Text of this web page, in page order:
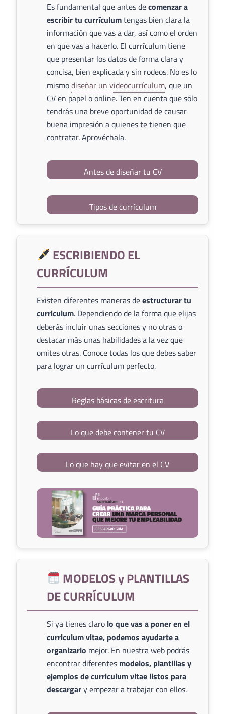
Es fundamental que antes decomenzar a
escribir tu currículumtengas bien clara la
información que vas a dar, así como el orden
en que vas a hacerlo. El currículum tiene
que presentar los datos de forma clara y
concisa, bien explicada y sin rodeos. No es lo
mismodiseñar un videocurrículum, que un
CV en papel o online. Ten en cuenta que sólo
tendrás una breve oportunidad de causar
buena impresión a quienes te tienen que
contratar. Aprovéchala.
Antes de diseñar tu CV
Tipos de currículum
ESCRIBIENDO EL
CURRÍCULUM
Existen diferentes maneras deestructurar tu
curriculum. Dependiendo de la forma que elijas
deberás incluir unas secciones y no otras o
destacar más unas habilidades a la vez que
omites otras. Conoce todas los que debes saber
para lograr un currículum perfecto.
Reglas básicas de escritura
Lo que debe contener tu CV
Lo que hay que evitar en el CV
MODELOS y PLANTILLAS
DE CURRÍCULUM
Si ya tienes claro lo que vas a poner en el
curriculum vitae, podemos ayudarte a
organizarlo mejor. En nuestra web podrás
encontrar diferentes modelos, plantillas y
ejemplos de curriculum vitae listos para
descargary empezar a trabajar con ellos.